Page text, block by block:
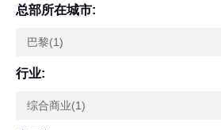
总部所在城市:
巴黎(1)
行业:
综合商业(1)